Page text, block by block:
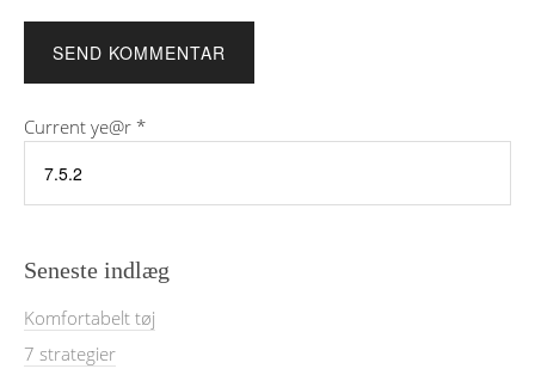
Current ye@r *
Seneste indlæg
Komfortabelt tøj
7 strategier